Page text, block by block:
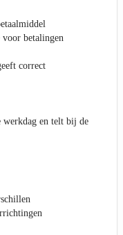
voor betalingen
correct
werkdag en telt bij de